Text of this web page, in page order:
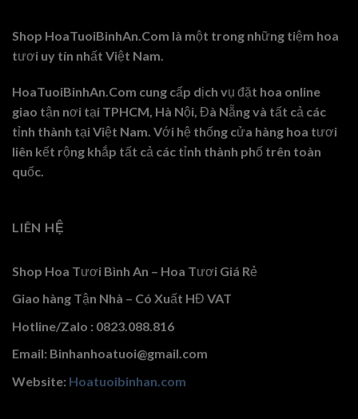
Shop HoaTuoiBinhAn.Com là một trong những tiệm hoa
tươi uy tín nhất Việt Nam.
HoaTuoiBinhAn.Com cung cấp dịch vụ đặt hoa online
giao tận nơi tại TPHCM, Hà Nội, Đà Nẵng và tất cả các
tỉnh thành tại Việt Nam. Với hệ thống cửa hàng hoa tươi
liên kết rộng khắp tất cả các tỉnh thành phố trên toàn
quốc.
LIÊN HỆ
Shop Hoa Tươi Bình An – Hoa Tươi Giá Rẻ
Giao hàng Tận Nhà – Có Xuất HĐ VAT
Hotline/Zalo : 0823.088.816
Email: Binhanhoatuoi@gmail.com
Website: Hoatuoibinhan.com